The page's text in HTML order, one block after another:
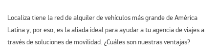
Localiza tiene la red de alquiler de vehículos más grande de América
Latina y, por eso, es la aliada ideal para ayudar a tu agencia de viajes a
través de soluciones de movilidad. ¿Cuáles son nuestras ventajas?​ ​